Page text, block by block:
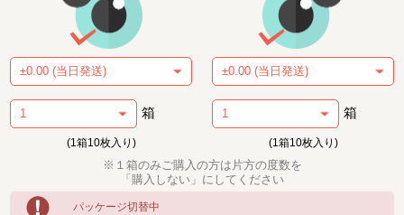
箱
(1箱10枚入り)
箱
(1箱10枚入り)
※１箱のみご購入の方は片方の度数を
「購入しない」にしてください
パッケージ切替中